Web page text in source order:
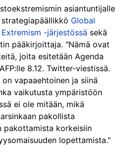
asiantuntijalle
Global
-järjestössä sekä
pääkirjoittaja. "Nämä ovat
joita esitetään Agenda
8.12. Twitter-viestissä.
vapaaehtoinen ja siinä
vaikutusta ympäristöön
ei ole mitään, mikä
pakollista
pakottamista korkeisiin
lopettamista."